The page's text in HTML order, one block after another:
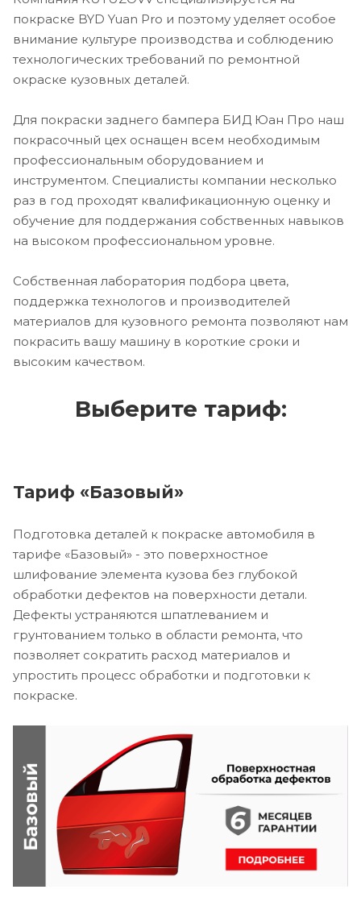
покраске BYD Yuan Pro и поэтому уделяет особое
внимание культуре производства и соблюдению
технологических требований по ремонтной
окраске кузовных деталей.
Для покраски заднего бампера БИД Юан Про наш
покрасочный цех оснащен всем необходимым
профессиональным оборудованием и
инструментом. Специалисты компании несколько
раз в год проходят квалификационную оценку и
обучение для поддержания собственных навыков
на высоком профессиональном уровне.
Собственная лаборатория подбора цвета,
поддержка технологов и производителей
материалов для кузовного ремонта позволяют нам
покрасить вашу машину в короткие сроки и
высоким качеством.
Выберите тариф:
Тариф «Базовый»
Подготовка деталей к покраске автомобиля в
тарифе «Базовый» - это поверхностное
шлифование элемента кузова без глубокой
обработки дефектов на поверхности детали.
Дефекты устраняются шпатлеванием и
грунтованием только в области ремонта, что
позволяет сократить расход материалов и
упростить процесс обработки и подготовки к
покраске.